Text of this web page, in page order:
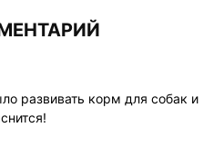
развивать корм для собак и